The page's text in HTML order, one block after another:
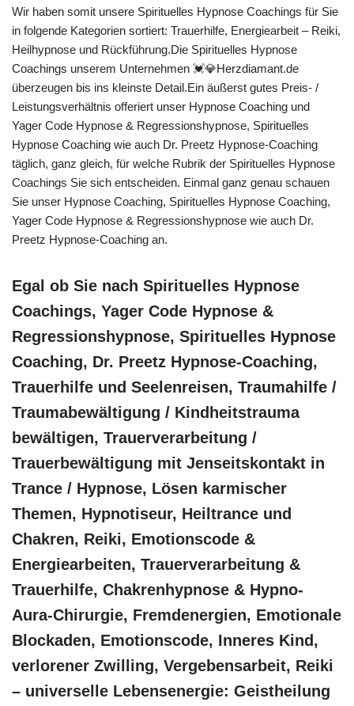
Wir haben somit unsere Spirituelles Hypnose Coachings für Sie
in folgende Kategorien sortiert: Trauerhilfe, Energiearbeit – Reiki,
Heilhypnose und Rückführung.Die Spirituelles Hypnose
Coachings unserem Unternehmen 💓️💎Herzdiamant.de
überzeugen bis ins kleinste Detail.Ein äußerst gutes Preis- /
Leistungsverhältnis offeriert unser Hypnose Coaching und
Yager Code Hypnose & Regressionshypnose, Spirituelles
Hypnose Coaching wie auch Dr. Preetz Hypnose-Coaching
täglich, ganz gleich, für welche Rubrik der Spirituelles Hypnose
Coachings Sie sich entscheiden. Einmal ganz genau schauen
Sie unser Hypnose Coaching, Spirituelles Hypnose Coaching,
Yager Code Hypnose & Regressionshypnose wie auch Dr.
Preetz Hypnose-Coaching an.
Egal ob Sie nach Spirituelles Hypnose
Coachings, Yager Code Hypnose &
Regressionshypnose, Spirituelles Hypnose
Coaching, Dr. Preetz Hypnose-Coaching,
Trauerhilfe und Seelenreisen, Traumahilfe /
Traumabewältigung / Kindheitstrauma
bewältigen, Trauerverarbeitung /
Trauerbewältigung mit Jenseitskontakt in
Trance / Hypnose, Lösen karmischer
Themen, Hypnotiseur, Heiltrance und
Chakren, Reiki, Emotionscode &
Energiearbeiten, Trauerverarbeitung &
Trauerhilfe, Chakrenhypnose & Hypno-
Aura-Chirurgie, Fremdenergien, Emotionale
Blockaden, Emotionscode, Inneres Kind,
verlorener Zwilling, Vergebensarbeit, Reiki
– universelle Lebensenergie: Geistheilung